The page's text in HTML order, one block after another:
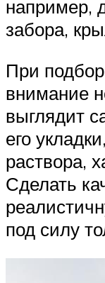
например,
забора,
При
внимание
выглядит
его
раствора,
Сделать
под силу